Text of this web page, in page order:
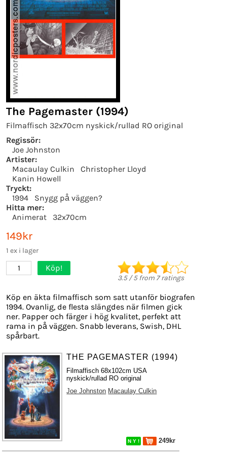
The Pagemaster (1994)
Filmaffisch 32x70cm nyskick/rullad RO original
Regissör:
Joe Johnston
Artister:
Macaulay Culkin
Christopher Lloyd
Kanin Howell
Tryckt:
1994
Snygg på väggen?
Hitta mer:
Animerat
32x70cm
149kr
1 ex i lager
1 Köp!
3.5/5from 7ratings
Köp en äkta filmaffisch som satt utanför biografen
1994. Ovanlig, de flesta slängdes när filmen gick
ner. Papper och färger i hög kvalitet, perfekt att
rama in på väggen. Snabb leverans, Swish, DHL
spårbart.
THE PAGEMASTER (1994)
Filmaffisch 68x102cm USA
nyskick/rullad RO original
Joe Johnston Macaulay Culkin
N Y ! 249kr